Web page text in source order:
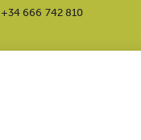
+34 666 742 810